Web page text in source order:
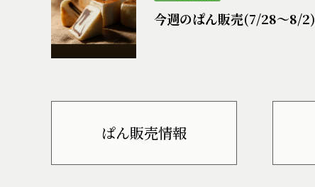
今週のぱん販売(7/28〜8/2)
ぱん販売情報